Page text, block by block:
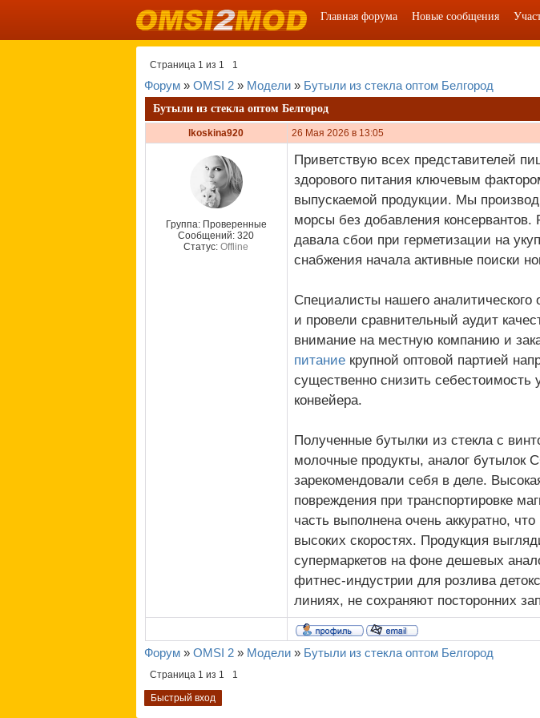
Главная форума Новые сообщения
Страница 1 из 1 1
Форум » OMSI 2 » Модели » Бутыли из стекла оптом Белгород
Бутыли из стекла оптом Белгород
lkoskina920 26 Мая 2026 в 13:05
Группа: Проверенные
Сообщений: 320
Статус: Offline
Приветствую всех представителей
здорового питания ключевым
выпускаемой продукции. Мы
морсы без добавления консервантов.
давала сбои при герметизации на
снабжения начала активные поиски
Специалисты нашего аналитического
и провели сравнительный аудит
внимание на местную компанию и
питаниекрупной оптовой партией
существенно снизить себестоимость
конвейера.
Полученные бутылки из стекла с
молочные продукты, аналог бутылок
зарекомендовали себя в деле.
повреждения при транспортировке
часть выполнена очень аккуратно,
высоких скоростях. Продукция
супермаркетов на фоне дешевых
фитнес-индустрии для розлива
линиях, не сохраняют посторонних
Форум » OMSI 2 » Модели » Бутыли из стекла оптом Белгород
Страница 1 из 1
1